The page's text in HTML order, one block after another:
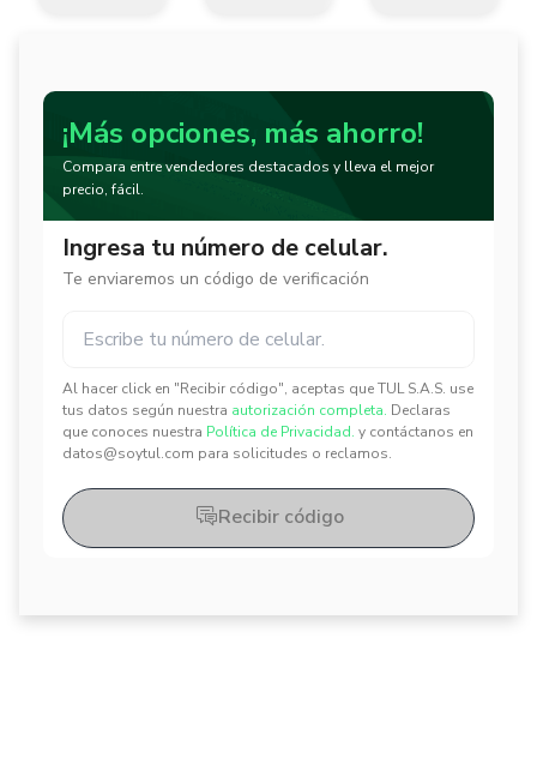
¡Más opciones, más ahorro!
Compara entre vendedores destacados y lleva el mejor
precio, fácil.
Ingresa tu número de celular.
Te enviaremos un código de verificación
Al hacer click en "Recibir código", aceptas que TUL S.A.S. use
tus datos según nuestra autorización completa. Declaras
que conoces nuestra Política de Privacidad. y contáctanos en
datos@soytul.com para solicitudes o reclamos.
✕
✕
Recibir código